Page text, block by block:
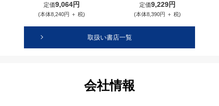
定価9,064円
(本体8,240円 ＋ 税)
定価9,229円
(本体8,390円 ＋ 税)
取扱い書店一覧
会社情報